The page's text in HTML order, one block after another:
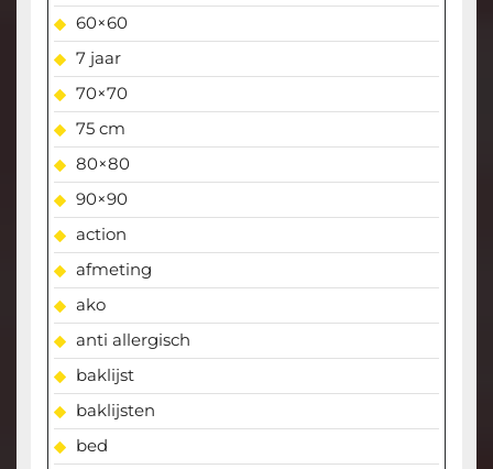
60×60
7 jaar
70×70
75 cm
80×80
90×90
action
afmeting
ako
anti allergisch
baklijst
baklijsten
bed